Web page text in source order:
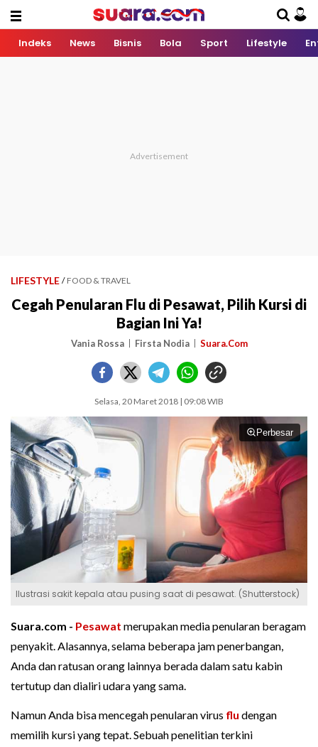
Indeks News Bisnis Bola Sport Lifestyle
LIFESTYLE / FOOD & TRAVEL
Cegah Penularan Flu di Pesawat, Pilih Kursi di
Bagian Ini Ya!
Vania Rossa Firsta Nodia Suara.Com
Selasa, 20 Maret 2018 | 09:08 WIB
Perbesar
Ilustrasi sakit kepala atau pusing saat di pesawat. (Shutterstock)
Suara.com - Pesawat merupakan media penularan beragam
penyakit. Alasannya, selama beberapa jam penerbangan,
Anda dan ratusan orang lainnya berada dalam satu kabin
tertutup dan dialiri udara yang sama.
Namun Anda bisa mencegah penularan virus flu dengan
memilih kursi yang tepat. Sebuah penelitian terkini